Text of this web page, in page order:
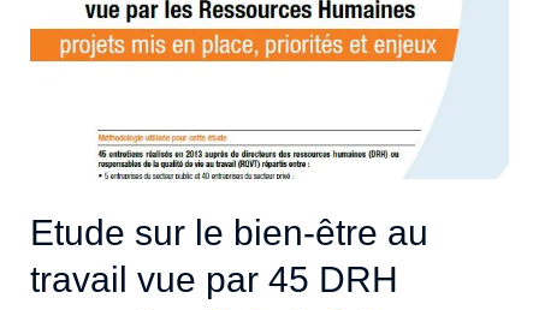
Etude sur le bien-être au
travail vue par 45 DRH